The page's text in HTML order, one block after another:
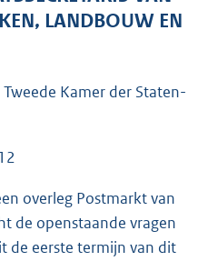
5LANDBOUW EN
Kamer der Staten-
overleg Postmarkt van
de openstaande vragen
de eerste termijn van dit